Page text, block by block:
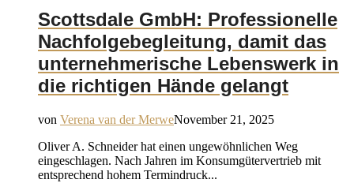
Scottsdale GmbH: Professionelle
Nachfolgebegleitung, damit das
unternehmerische Lebenswerk in
die richtigen Hände gelangt
von Verena van der MerweNovember 21, 2025
Oliver A. Schneider hat einen ungewöhnlichen Weg
eingeschlagen. Nach Jahren im Konsumgütervertrieb mit
entsprechend hohem Termindruck...